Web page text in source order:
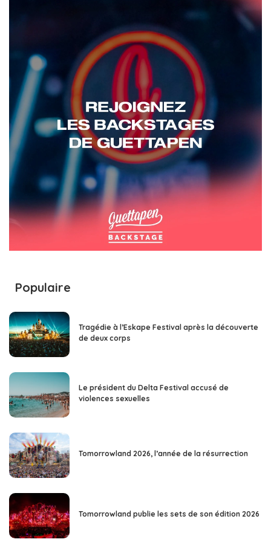
Populaire
Tragédie à l’Eskape Festival après la découverte
de deux corps
Le président du Delta Festival accusé de
violences sexuelles
Tomorrowland 2026, l’année de la résurrection
Tomorrowland publie les sets de son édition 2026